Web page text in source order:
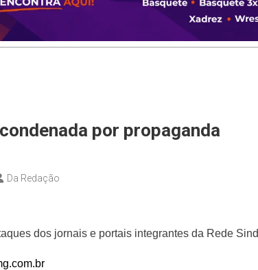
por propaganda
Da Redação
dos jornais e portais integrantes da Rede